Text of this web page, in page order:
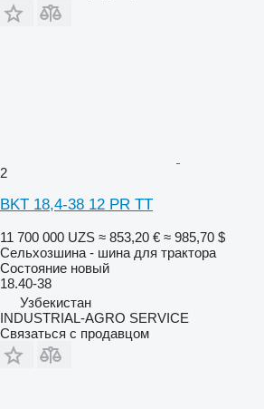
2
BKT 18,4-38 12 PR TT
11 700 000 UZS ≈ 853,20 € ≈ 985,70 $
Сельхозшина - шина для трактора
Состояние новый
18.40-38
Узбекистан
INDUSTRIAL-AGRO SERVICE
Связаться с продавцом